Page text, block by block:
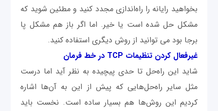
بخواهید رایانه را راه‌اندازی مجدد کنید و مطئین شوید که
مشکل حل شده است یا خیر. اما اگر باز هم مشکل پا
برجا بود می توانید از روش دیگری استفاده کنید.
غیرفعال کردن تنظیمات TCP در خط فرمان
شاید این راه‌حل تا حدی پیچیده به نظر آید اما درست
مثل سایر راه‌حل‌هایی که پیش از این به آن‌ها اشاره
کردیم این روش‌ها هم بسیار ساده است. نخست باید